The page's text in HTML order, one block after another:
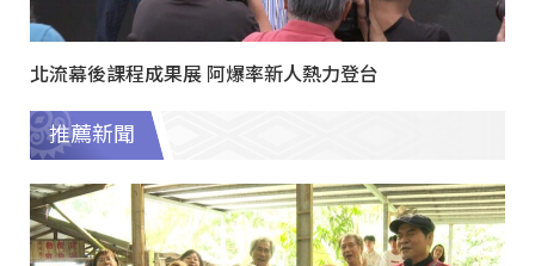
北流幕後課程成果展 阿爆率新人熱力登台
推薦新聞